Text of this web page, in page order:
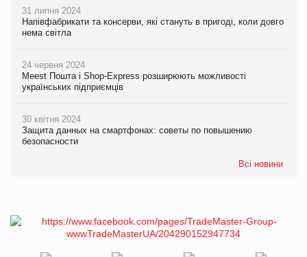
31 липня 2024
Напівфабрикати та консерви, які стануть в пригоді, коли довго
нема світла
24 червня 2024
Meest Пошта і Shop-Express розширюють можливості
українських підприємців
30 квітня 2024
Защита данных на смартфонах: советы по повышению
безопасности
Всі новини